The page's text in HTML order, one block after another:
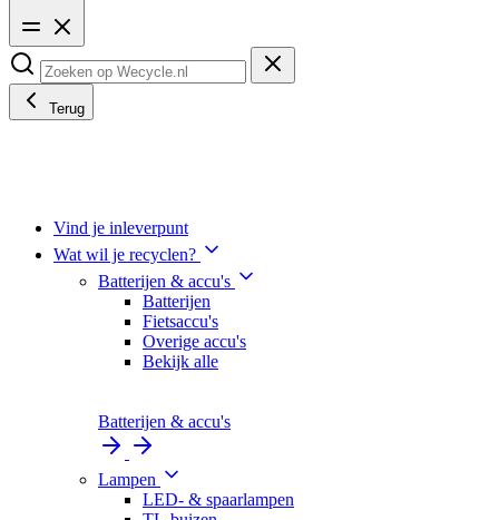
Terug
Vind je inleverpunt
Wat wil je recyclen?
Batterijen & accu's
Batterijen
Fietsaccu's
Overige accu's
Bekijk alle
Batterijen & accu's
Lampen
LED- & spaarlampen